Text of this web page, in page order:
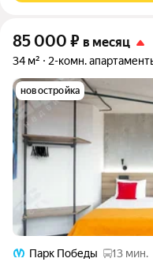
85 000 ₽ в месяц
34 м² 2-комн.
новостройка
Парк Победы
13 мин.